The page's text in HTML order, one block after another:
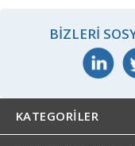
BIZLERI
KATEGORILER